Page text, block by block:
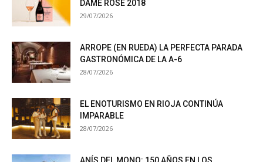
DAME ROSÉ 2018
29/07/2026
ARROPE (EN RUEDA) LA PERFECTA PARADA
GASTRONÓMICA DE LA A-6
28/07/2026
EL ENOTURISMO EN RIOJA CONTINÚA
IMPARABLE
28/07/2026